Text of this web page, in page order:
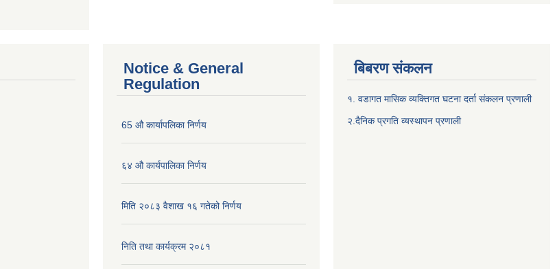
Notice & General
Regulation
65 औ कार्यापलिका निर्णय
६४ औ कार्यपालिका निर्णय
मिति २०८३ वैशाख १६ गतेको निर्णय
निति तथा कार्यक्रम २०८१
बिबरण संकलन
१. वडागत मासिक व्यक्तिगत घटना दर्ता संकलन प्रणाली
२.दैनिक प्रगति व्यस्थापन प्रणाली